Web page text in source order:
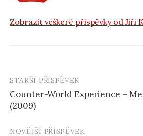
Zobrazit veškeré příspěvky od Jiří
Navigace
příspěvku
STARŠÍ PŘÍSPĚVEK
Counter-World Experience –
(2009)
NOVĚJŠÍ PŘÍSPĚVEK